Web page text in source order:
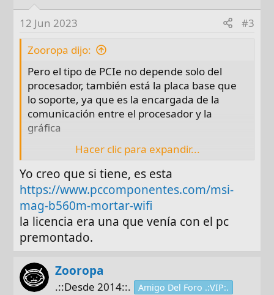
12 Jun 2023
#3
Zooropa dijo:
Pero el tipo de PCIe no depende solo del
procesador, también está la placa base que
lo soporte, ya que es la encargada de la
comunicación entre el procesador y la
gráfica
¿Compraste una placa base ya con PCIe 4.0?
Y realmente la mejoría las vas a notar por el
procesador, no por tener PCIe 4.0. En
principio solo por cambiar el procesador no
vas a tener problemas con Windows, solo
que seguramente se te vaya la licencia,
dependiendo del tipo de licencia que tengas
(si es que no lo tienes piratilla claro
Hacer clic para expandir...
Yo creo que si tiene, es esta
https://www.pccomponentes.com/msi-
mag-b560m-mortar-wifi
la licencia era una que venía con el pc
premontado.
Zooropa
.::Desde 2014::. Amigo Del Foro .:VIP:.